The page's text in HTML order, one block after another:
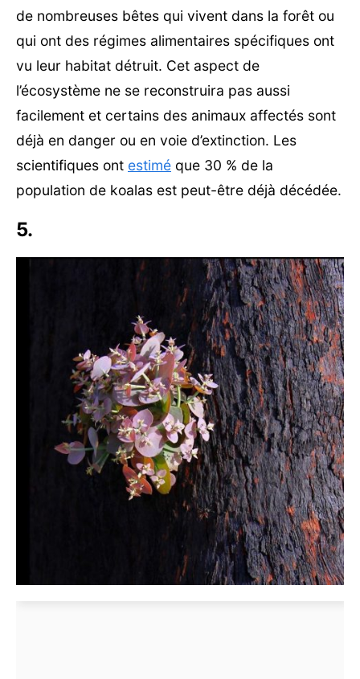
de nombreuses bêtes qui vivent dans la forêt ou
qui ont des régimes alimentaires spécifiques ont
vu leur habitat détruit. Cet aspect de
l’écosystème ne se reconstruira pas aussi
facilement et certains des animaux affectés sont
déjà en danger ou en voie d’extinction. Les
scientifiques ont estimé que 30 % de la
population de koalas est peut-être déjà décédée.
5.